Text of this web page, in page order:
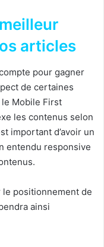
articles
pour gagner
de certaines
Mobile First
les contenus selon
important d’avoir un
entendu responsive
positionnement de
ainsi